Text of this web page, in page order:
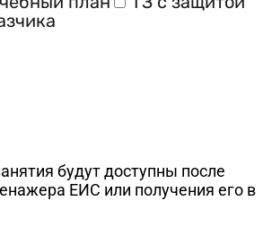
будут доступны после
ЕИС или получения его в